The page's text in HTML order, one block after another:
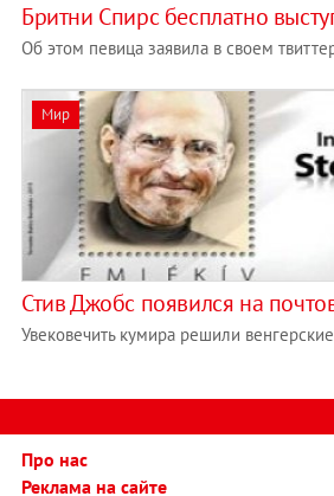
Бритни Спирс бесплатно
Об этом певица заявила в своем
Мир
Стив Джобс появился на
Увековечить кумира решили
Про нас
Реклама на сайте